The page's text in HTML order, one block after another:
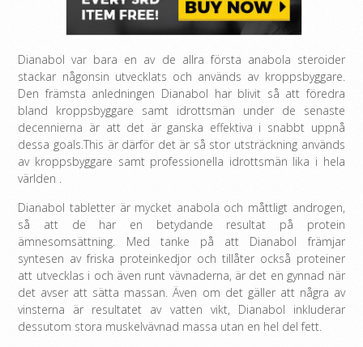
Dianabol var bara en av de allra första anabola steroider
stackar någonsin utvecklats och används av kroppsbyggare.
Den främsta anledningen Dianabol har blivit så att föredra
bland kroppsbyggare samt idrottsmän under de senaste
decennierna är att det är ganska effektiva i snabbt uppnå
dessa goals.This är därför det är så stor utsträckning används
av kroppsbyggare samt professionella idrottsmän lika i hela
världen .
Dianabol tabletter är mycket anabola och måttligt androgen,
så att de har en betydande resultat på protein
ämnesomsättning. Med tanke på att Dianabol främjar
syntesen av friska proteinkedjor och tillåter också proteiner
att utvecklas i och även runt vävnaderna, är det en gynnad när
det avser att sätta massan. Även om det gäller att några av
vinsterna är resultatet av vatten vikt, Dianabol inkluderar
dessutom stora muskelvävnad massa utan en hel del fett.